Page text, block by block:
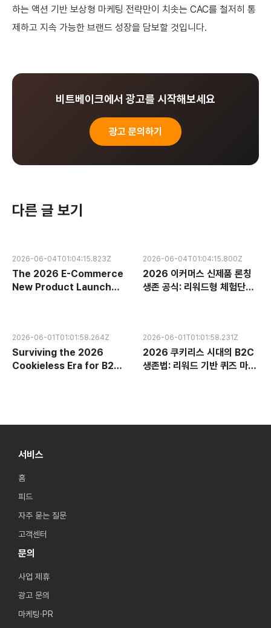
하는 액션 기반 보상형 마케팅 전략만이 치솟는 CAC를 철저히 통
제하고 지속 가능한 브랜드 성장을 담보할 것입니다.
비트베이크에서 광고를 시작해보세요
광고 문의하기
다른 글 보기
2026-06-04T01:04:15.823Z
The 2026 E-Commerce
New Product Launch
Days via Reward-Based
Trials and Purchase
Verification
2026-06-04T01:04:15.800Z
2026 이커머스 신제품 론칭
생존 공식: 리워드형 체험단과
2026-06-01T01:01:58.264Z
Surviving the 2026
Cookieless Era for B2C:
2026-06-01T01:01:58.231Z
2026 쿠키리스 시대의 B2C
생존법: 리워드 기반 퀴즈 마케
서비스
홈
피드
자주 묻는 질문
고객센터
문의
사업 제휴
광고 문의
마케팅·PR